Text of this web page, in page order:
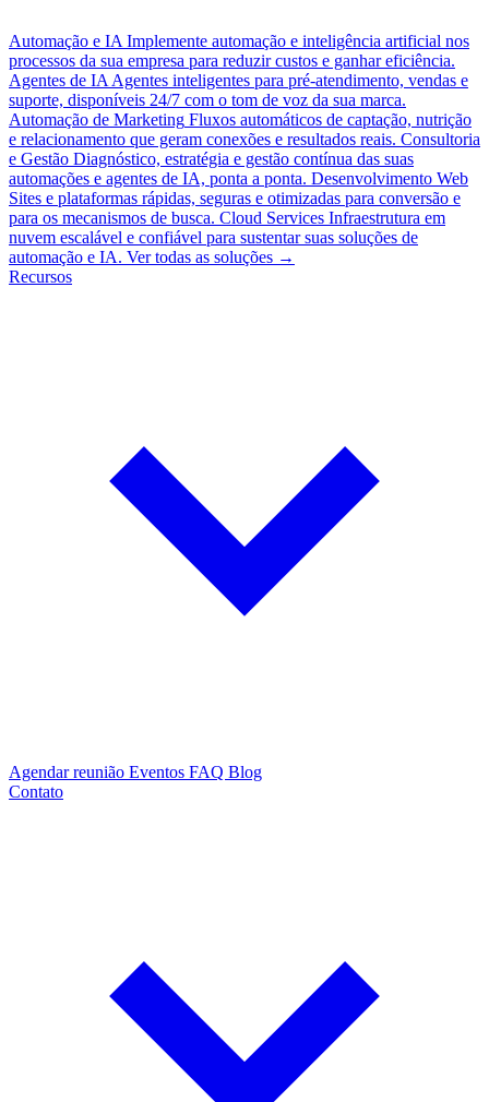
Automação e IA Implemente automação e inteligência artificial nos
processos da sua empresa para reduzir custos e ganhar eficiência.
Agentes de IAAgentes inteligentes para pré-atendimento, vendas e
suporte, disponíveis 24/7 com o tom de voz da sua marca.
Automação de Marketing Fluxos automáticos de captação, nutrição
e relacionamento que geram conexões e resultados reais. Consultoria
e Gestão Diagnóstico, estratégia e gestão contínua das suas
automações e agentes de IA, ponta a ponta. Desenvolvimento Web
Sites e plataformas rápidas, seguras e otimizadas para conversão e
para os mecanismos de busca. Cloud Services Infraestrutura em
nuvem escalável e confiável para sustentar suas soluções de
automação e IA. Ver todas as soluções →
Recursos
Agendar reunião Eventos FAQ Blog
Contato